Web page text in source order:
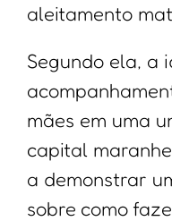
aleitamento
Segundo ela, a
mães em uma
capital
a demonstrar
sobre como